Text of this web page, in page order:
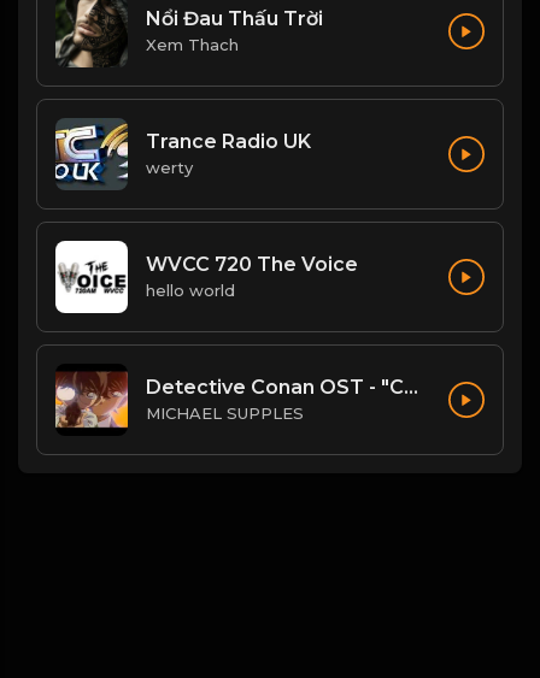
Nổi Đau Thấu Trời
Xem Thach
Trance Radio UK
werty
WVCC 720 The Voice
hello world
Detective Conan OST - "Conan's Theme" (Ballad Version)
MICHAEL SUPPLES